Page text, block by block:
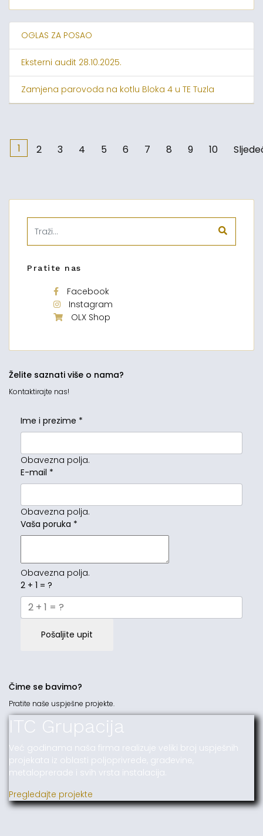
OGLAS ZA POSAO
Eksterni audit 28.10.2025.
Zamjena parovoda na kotlu Bloka 4 u TE Tuzla
1 2 3 4 5 6 7 8 9 10
Pratite nas
Facebook
Instagram
OLX Shop
Želite saznati više o nama?
Kontaktirajte nas!
Ime i prezime *
Obavezna polja.
E-mail *
Obavezna polja.
Vaša poruka *
Obavezna polja.
2 + 1 = ?
Pošaljite upit
Čime se bavimo?
Pratite naše uspješne projekte.
ITC Grupacija
Već godinama naša firma realizuje veliki broj uspješnih
projekata iz oblasti poljoprivrede, građevine,
metaloprerade i svih vrsta instalacija.
Pregledajte projekte